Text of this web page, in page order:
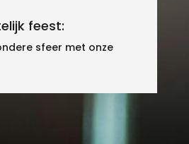
feest:
sfeer met onze